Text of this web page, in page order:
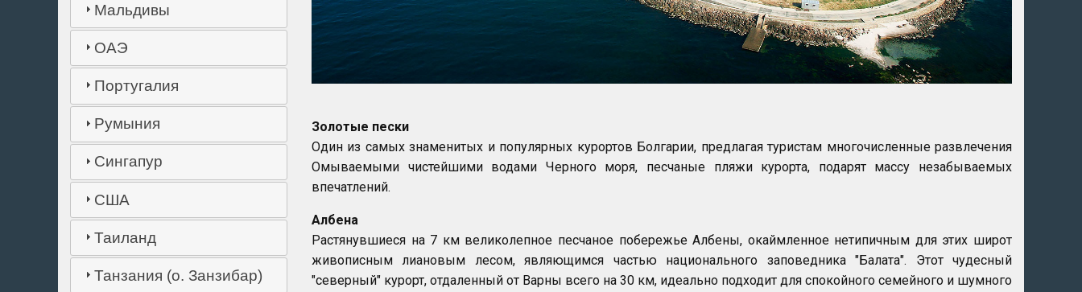
Золотые пески
Один из самых знаменитых и популярных курортов Болгарии, предлагая туристам многочисленные развлечения
Омываемыми чистейшими водами Черного моря, песчаные пляжи курорта, подарят массу незабываемых
впечатлений.
Албена
Растянувшиеся на 7 км великолепное песчаное побережье Албены, окаймленное нетипичным для этих широт
живописным лиановым лесом, являющимся частью национального заповедника "Балата". Этот чудесный
"северный" курорт, отдаленный от Варны всего на 30 км, идеально подходит для спокойного семейного и шумного
Мальдивы
ОАЭ
Португалия
Румыния
Сингапур
США
Таиланд
Танзания (о. Занзибар)